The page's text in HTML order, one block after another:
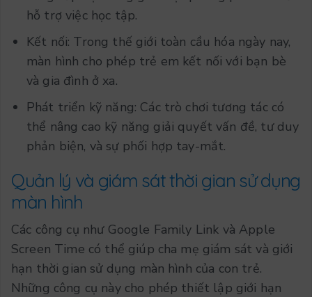
hỗ trợ việc học tập.
Kết nối: Trong thế giới toàn cầu hóa ngày nay,
màn hình cho phép trẻ em kết nối với bạn bè
và gia đình ở xa.
Phát triển kỹ năng: Các trò chơi tương tác có
thể nâng cao kỹ năng giải quyết vấn đề, tư duy
phản biện, và sự phối hợp tay-mắt.
Quản lý và giám sát thời gian sử dụng
màn hình
Các công cụ như Google Family Link và Apple
Screen Time có thể giúp cha mẹ giám sát và giới
hạn thời gian sử dụng màn hình của con trẻ.
Những công cụ này cho phép thiết lập giới hạn